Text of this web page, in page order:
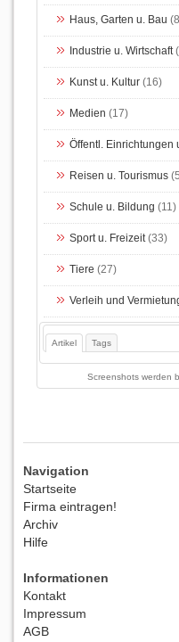
Haus, Garten u. Bau
Industrie u. Wirtschaft
Kunst u. Kultur (16)
Medien (17)
Öffentl. Einrichtungen
Reisen u. Tourismus
Schule u. Bildung (11)
Sport u. Freizeit(33)
Tiere (27)
Verleih und
Artikel Tags
Screenshots werden
Navigation
Startseite
Firma eintragen!
Archiv
Hilfe
Informationen
Kontakt
Impressum
AGB